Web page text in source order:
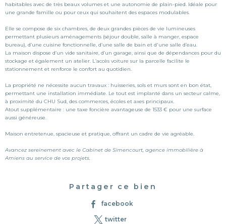
habitables avec de très beaux volumes et une autonomie de plain-pied. Idéale pour
une grande famille ou pour ceux qui souhaitent des espaces modulables.
Elle se compose de six chambres, de deux grandes pièces de vie lumineuses
permettant plusieurs aménagements (séjour double, salle à manger, espace
bureau), d’une cuisine fonctionnelle, d’une salle de bain et d'une salle d’eau.
La maison dispose d’un vide sanitaire, d’un garage, ainsi que de dépendances pour du
stockage et également un atelier. L’accès voiture sur la parcelle facilite le
stationnement et renforce le confort au quotidien.
La propriété ne nécessite aucun travaux : huisseries, sols et murs sont en bon état,
permettant une installation immédiate. Le tout est implanté dans un secteur calme,
à proximité du CHU Sud, des commerces, écoles et axes principaux.
Atout supplémentaire : une taxe foncière avantageuse de 1533 € pour une surface
aussi généreuse.
Maison entretenue, spacieuse et pratique, offrant un cadre de vie agréable.
Avancez sereinement avec le Cabinet de Simencourt, agence immobilière à
Amiens au service de vos projets.
Partager ce bien
facebook
twitter